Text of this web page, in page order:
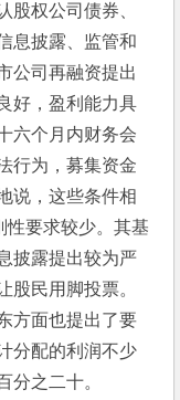
股权公司债券、
息披露、监管和
公司再融资提出
好，盈利能力具
六个月内财务会
行为，募集资金
说，这些条件相
性要求较少。其基
披露提出较为严
股民用脚投票。
方面也提出了要
分配的利润不少
分之二十。